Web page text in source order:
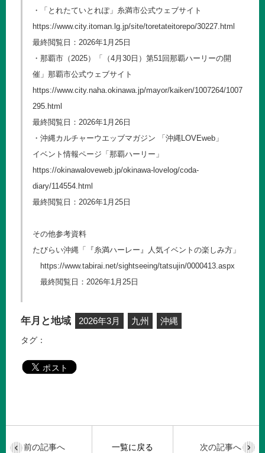
・「とれたていとれぽ」糸満市公式ウェブサイト
https://www.city.itoman.lg.jp/site/toretateitorepo/30227.html
最終閲覧日：2026年1月25日
・那覇市（2025）「（4月30日）第51回那覇ハーリーの開
催」那覇市公式ウェブサイト
https://www.city.naha.okinawa.jp/mayor/kaiken/1007264/1007
295.html
最終閲覧日：2026年1月26日
・沖縄カルチャーウエッブマガジン 「沖縄LOVEweb」
イベント情報ページ「那覇ハーリー」
https://okinawaloveweb.jp/okinawa-lovelog/coda-
diary/114554.html
最終閲覧日：2026年1月25日
その他参考資料
たびらい沖縄「『糸満ハーレー』人気イベントの楽しみ方」
https://www.tabirai.net/sightseeing/tatsujin/0000413.aspx
最終閲覧日：2026年1月25日
年月と地域 2026年3月 九州 沖縄
タグ：
一覧に戻る
前の記事へ 次の記事へ